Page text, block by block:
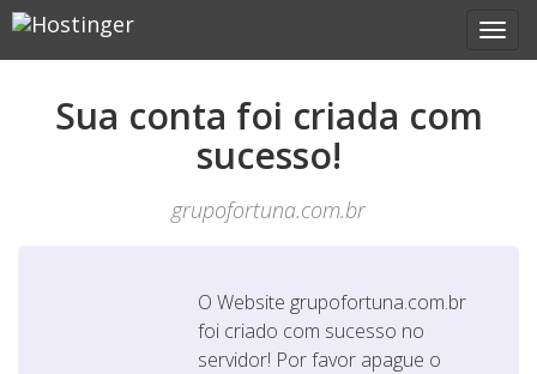
Sua conta foi criada com
sucesso!
grupofortuna.com.br
O Website grupofortuna.com.br
foi criado com sucesso no
servidor! Por favor apague o